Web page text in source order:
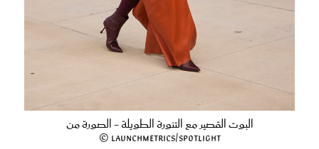
البوت القصير مع التنورة الطويلة - الصورة من
Launchmetrics/Spotlight ©